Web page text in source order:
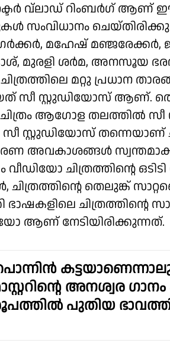
വ്ലാഡ് റിംബർഗ് ആണ് ഈ
മഹേഷ്
മുരളി ശർമ, അനസൂയ
മറ്റു പ്രധാന
സീ സ്റ്റുഡിയോസ് ആണ്.
ചിത്രം ആഗോള തലത്തിൽ
സ്റ്റുഡിയോസ് തന്നെയാണ്
അവകാശങ്ങൾ
ചിത്രത്തിന്റെ ഒടിടി
തെലുങ്ക്
ഭാഷകളിലെ ചിത്രത്തിൻ്റെ
ആണ് നേടിയിരിക്കുന്നത്.
അനശ്വര
പുതിയ